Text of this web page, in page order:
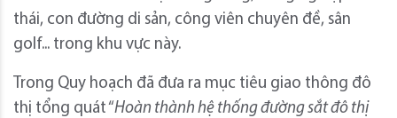
thái, con đường di sản, công viên chuyên đề, sân
golf... trong khu vực này.
Trong Quy hoạch đã đưa ra mục tiêu giao thông đô
thị tổng quát “Hoàn thành hệ thống đường sắt đô thị